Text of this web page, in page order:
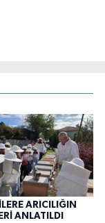
ARICILIĞIN
ANLATILDI